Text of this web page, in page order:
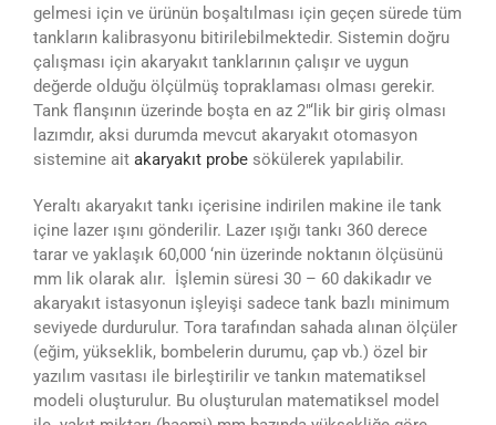
gelmesi için ve ürünün boşaltılması için geçen sürede tüm
tankların kalibrasyonu bitirilebilmektedir. Sistemin doğru
çalışması için akaryakıt tanklarının çalışır ve uygun
değerde olduğu ölçülmüş topraklaması olması gerekir.
Tank flanşının üzerinde boşta en az 2″‘lik bir giriş olması
lazımdır, aksi durumda mevcut akaryakıt otomasyon
sistemine ait akaryakıt probe sökülerek yapılabilir.
Yeraltı akaryakıt tankı içerisine indirilen makine ile tank
içine lazer ışını gönderilir. Lazer ışığı tankı 360 derece
tarar ve yaklaşık 60,000 ‘nin üzerinde noktanın ölçüsünü
mm lik olarak alır. İşlemin süresi 30 – 60 dakikadır ve
akaryakıt istasyonun işleyişi sadece tank bazlı minimum
seviyede durdurulur. Tora tarafından sahada alınan ölçüler
(eğim, yükseklik, bombelerin durumu, çap vb.) özel bir
yazılım vasıtası ile birleştirilir ve tankın matematiksel
modeli oluşturulur. Bu oluşturulan matematiksel model